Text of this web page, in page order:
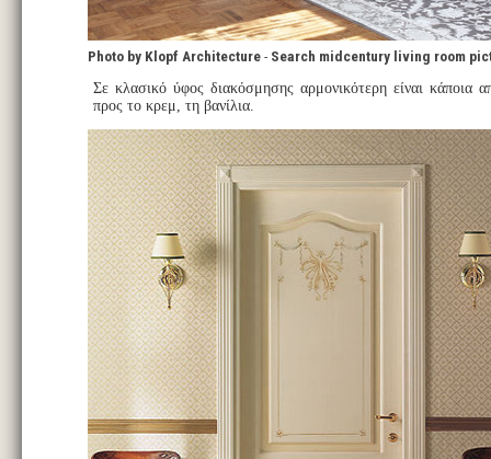
Photo by Klopf Architecture - Search midcentury living room
Σε κλασικό ύφος διακόσμησης αρμονικότερη είναι κάποια
προς το κρεμ, τη βανίλια.